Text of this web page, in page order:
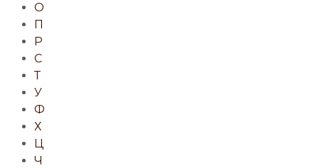
О
П
Р
С
Т
У
Ф
Х
Ц
Ч